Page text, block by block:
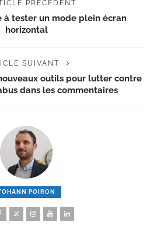
PRÉCÉDENT
à tester un mode plein écran
horizontal
SUIVANT
outils pour lutter contre
dans les commentaires
POIRON